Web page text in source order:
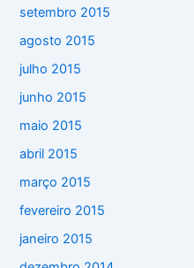
setembro 2015
agosto 2015
julho 2015
junho 2015
maio 2015
abril 2015
março 2015
fevereiro 2015
janeiro 2015